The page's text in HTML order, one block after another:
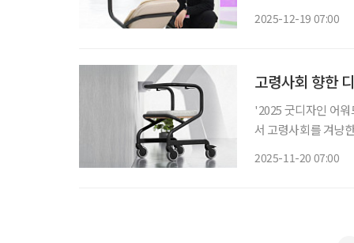
2025-12-19 07:00
고령사회 향한
'2025 굿디자인 어
서 고령사회를 겨냥
2025-11-20 07:00